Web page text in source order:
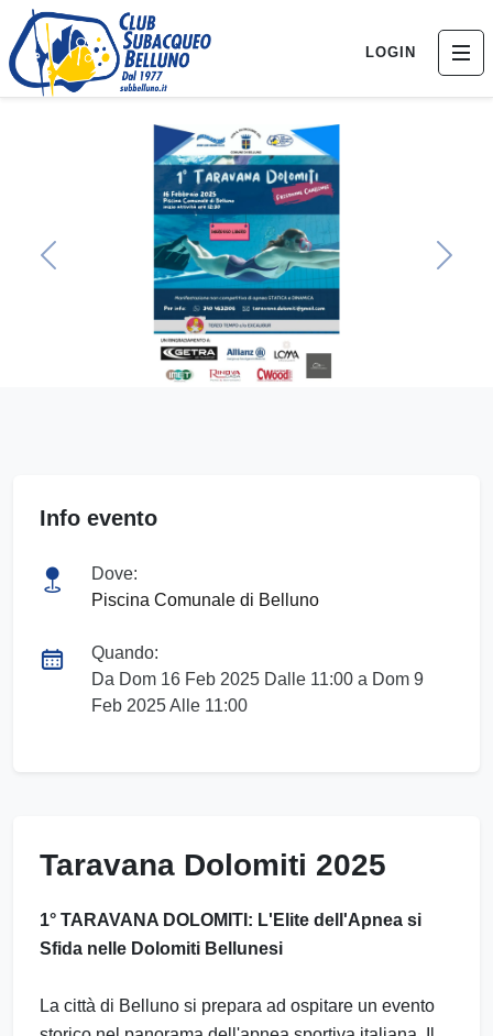
LOGIN
Previous Next
Info evento
Dove:
Piscina Comunale di Belluno
Quando:
Da Dom 16 Feb 2025 Dalle 11:00 a Dom 9
Feb 2025 Alle 11:00
Taravana Dolomiti 2025
1° TARAVANA DOLOMITI: L'Elite dell'Apnea si
Sfida nelle Dolomiti Bellunesi
La città di Belluno si prepara ad ospitare un evento